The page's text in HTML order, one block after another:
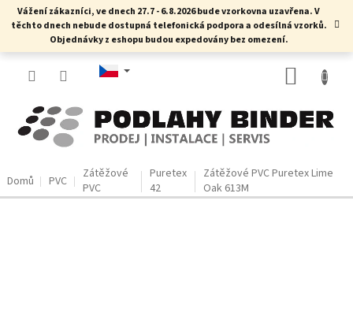
PřejítVážení zákazníci, ve dnech 27.7 - 6.8.2026 bude vzorkovna uzavřena. V
těchto dnech nebude dostupná telefonická podpora a odesílná vzorků.
Objednávky z eshopu budou expedovány bez omezení.
Domů PVC
Zátěžové
PVC
Puretex
42
Zátěžové PVC Puretex Lime
Oak 613M